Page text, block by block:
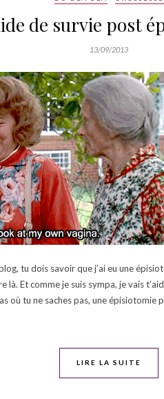
de survie post
13/09/2013
tu dois savoir que j’ai eu une
là. Et comme je suis sympa, je vais
où tu ne saches pas, une épisiotomie
LIRE LA SUITE